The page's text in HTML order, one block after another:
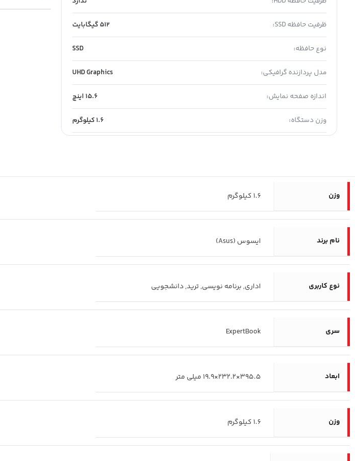
ظرفیت حافظه SSD: 512 گیگابایت
نوع حافظه: SSD
مدل پردازنده گرافیکی: UHD Graphics
اندازه صفحه نمایش: 15.6 اینچ
وزن دستگاه: 1.6 کیلوگرم
وزن 1.6 کیلوگرم
نام برند ایسوس (Asus)
نوع کاربری اداری, برنامه نویسی, ترید, دانشجویی
سری ExpertBook
ابعاد 395.5×232.2×19.9 میلی متر
وزن 1.6 کیلوگرم